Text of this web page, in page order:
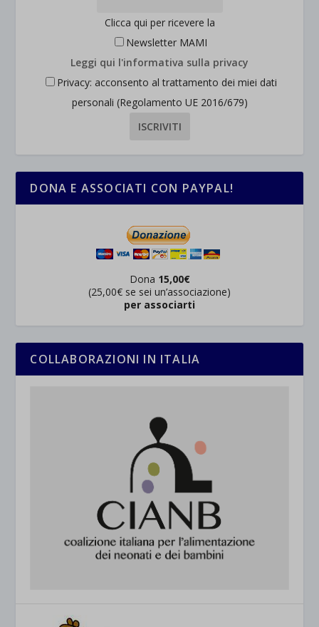
Clicca qui per ricevere la
Newsletter MAMI
Leggi qui l'informativa sulla privacy
Privacy: acconsento al trattamento dei miei dati
personali (Regolamento UE 2016/679)
DONA E ASSOCIATI CON PAYPAL!
Dona 15,00€
(25,00€ se sei un’associazione)
per associarti
COLLABORAZIONI IN ITALIA